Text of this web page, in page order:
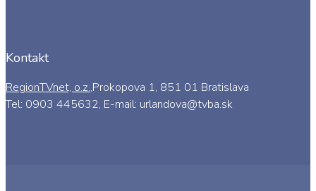
Kontakt
RegionTVnet, o.z.,Prokopova 1, 851 01 Bratislava
Tel: 0903 445632, E-mail: urlandova@tvba.sk